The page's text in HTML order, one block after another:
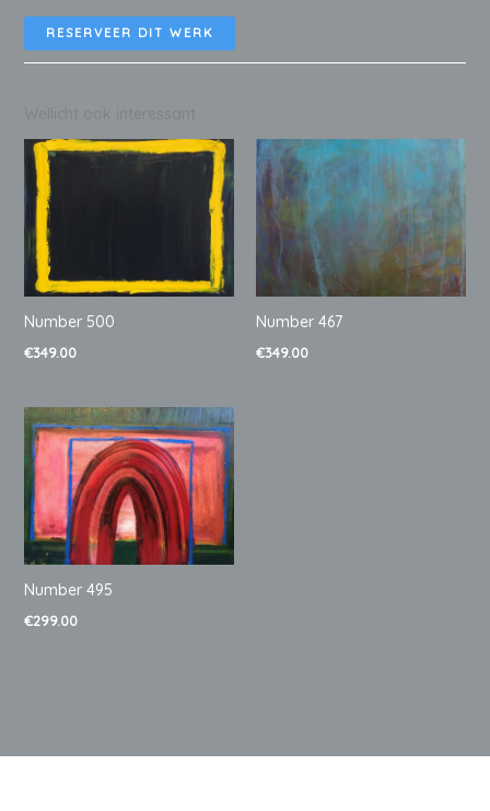
RESERVEER DIT WERK
Number 500
€349.00
Number 467
€349.00
Number 495
€299.00